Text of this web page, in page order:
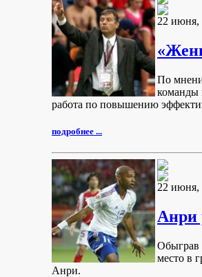
22 июня,
По
команды
работа по повышению
подробнее ...
22 июня,
Анри
Обыграв
место в
Анри.